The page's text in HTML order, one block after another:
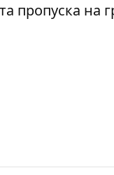
пропуска на